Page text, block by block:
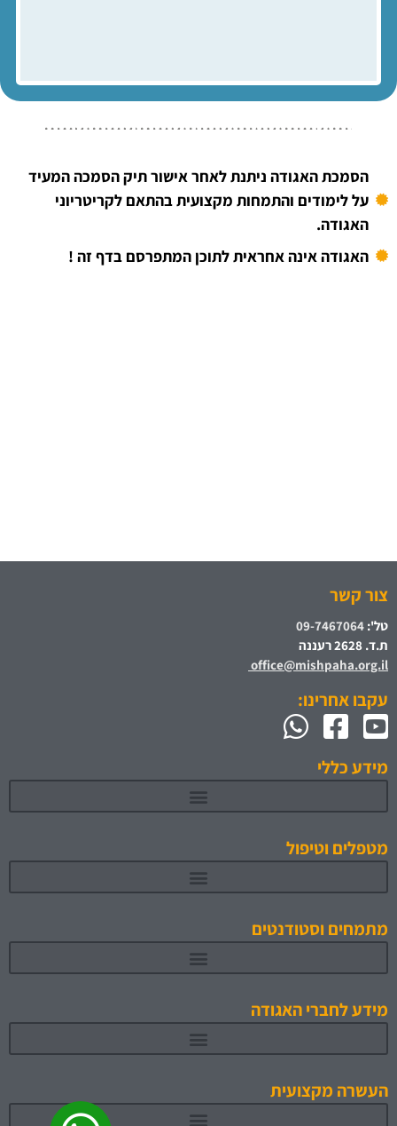
הסמכת האגודה ניתנת לאחר אישור תיק הסמכה המעיד
על לימודים והתמחות מקצועית בהתאם לקריטריוני
האגודה.
האגודה אינה אחראית לתוכן המתפרסם בדף זה !
צור קשר
טל': 09-7467064
ת.ד. 2628 רעננה
office@mishpaha.org.il
עקבו אחרינו:
מידע כללי
מטפלים וטיפול
מתמחים וסטודנטים
מידע לחברי האגודה
העשרה מקצועית